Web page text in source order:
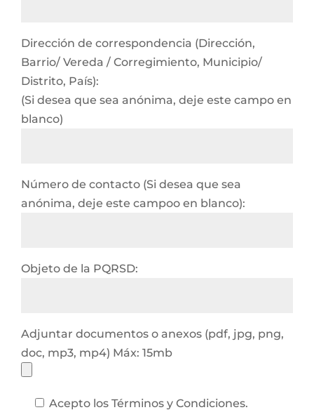
Dirección de correspondencia (Dirección,
Barrio/ Vereda / Corregimiento, Municipio/
Distrito, País):
(Si desea que sea anónima, deje este campo en
blanco)
Número de contacto (Si desea que sea
anónima, deje este campoo en blanco):
Objeto de la PQRSD:
Adjuntar documentos o anexos (pdf, jpg, png,
doc, mp3, mp4) Máx: 15mb
Acepto los Términos y Condiciones.